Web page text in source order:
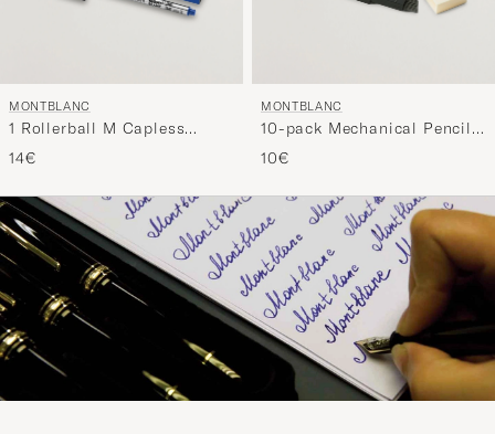
MONTBLANC
1 Rollerball M Capless
System Refill Royal Blue
14€
MONTBLANC
10-pack Mechanical Pencil
Refill 0,7mm
10€